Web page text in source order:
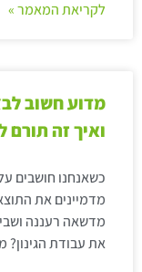
לקריאת המאמר »
מדוע חשוב
ואיך זה תורם
כשאנחנו חושבים
מדמיינים את
מדשאה רעננה
את עבודת